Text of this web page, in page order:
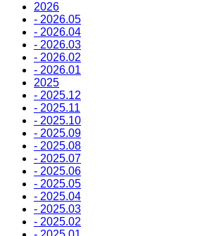
2026
- 2026.05
- 2026.04
- 2026.03
- 2026.02
- 2026.01
2025
- 2025.12
- 2025.11
- 2025.10
- 2025.09
- 2025.08
- 2025.07
- 2025.06
- 2025.05
- 2025.04
- 2025.03
- 2025.02